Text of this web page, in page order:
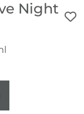
Night